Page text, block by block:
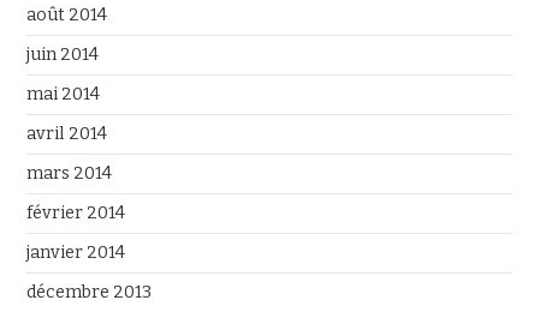
août 2014
juin 2014
mai 2014
avril 2014
mars 2014
février 2014
janvier 2014
décembre 2013